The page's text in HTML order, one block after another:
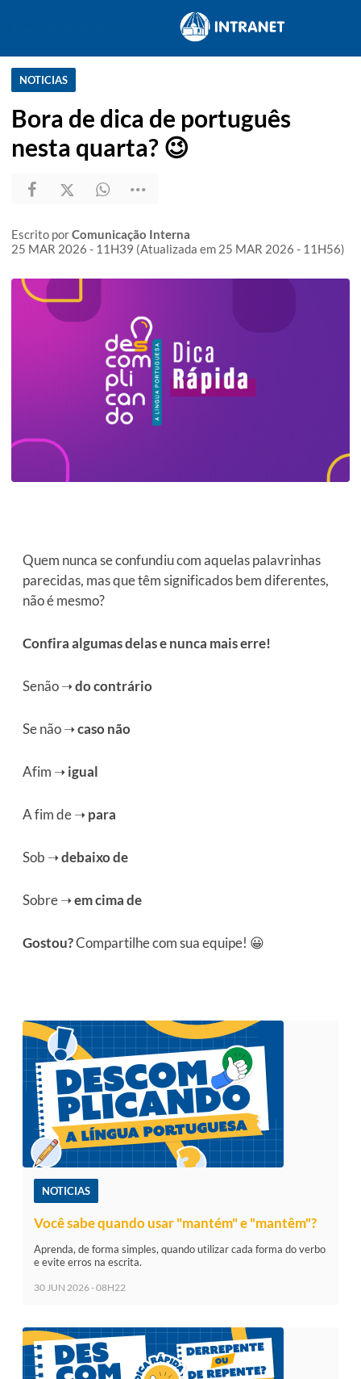
NOTICIAS
Bora de dica de português
nesta quarta? 😉
Escrito porComunicação Interna
25 MAR 2026 - 11H39 (Atualizada em 25 MAR 2026 - 11H56)
Quem nunca se confundiu com aquelas palavrinhas
parecidas, mas que têm significados bem diferentes,
não é mesmo?
Confira algumas delas e nunca mais erre!
Senão➝do contrário
Se não➝caso não
Afim ➝igual
A fimde➝para
Sob ➝debaixo de
Sobre➝em cima de
Gostou?Compartilhe com sua equipe! 😀
NOTICIAS
Você sabe quando usar "mantém" e "mantêm"?
Aprenda, de forma simples, quando utilizar cada forma do verbo
e evite erros na escrita.
30 JUN 2026 - 08H22